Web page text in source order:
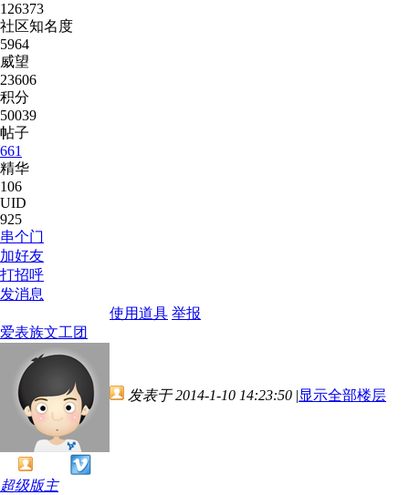
126373
社区知名度
5964
威望
23606
积分
50039
帖子
661
精华
106
UID
925
串个门
加好友
打招呼
发消息
使用道具 举报
爱表族文工团
超级版主
发表于 2014-1-10 14:23:50 |显示全部楼层